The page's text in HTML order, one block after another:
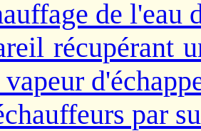
de l'eau
récupérant
par